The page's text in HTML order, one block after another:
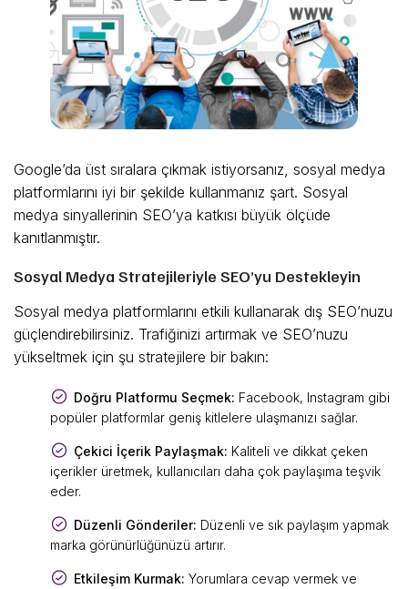
Google’da üst sıralara çıkmak istiyorsanız, sosyal medya
platformlarını iyi bir şekilde kullanmanız şart. Sosyal
medya sinyallerinin SEO’ya katkısı büyük ölçüde
kanıtlanmıştır.
Sosyal Medya Stratejileriyle SEO’yu Destekleyin
Sosyal medya platformlarını etkili kullanarak dış SEO’nuzu
güçlendirebilirsiniz. Trafiğinizi artırmak ve SEO’nuzu
yükseltmek için şu stratejilere bir bakın:
Doğru Platformu Seçmek: Facebook, Instagram gibi
popüler platformlar geniş kitlelere ulaşmanızı sağlar.
Çekici İçerik Paylaşmak: Kaliteli ve dikkat çeken
içerikler üretmek, kullanıcıları daha çok paylaşıma teşvik
eder.
Düzenli Gönderiler: Düzenli ve sık paylaşım yapmak
marka görünürlüğünüzü artırır.
Etkileşim Kurmak: Yorumlara cevap vermek ve